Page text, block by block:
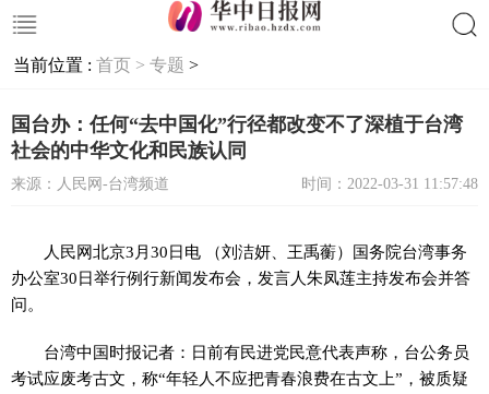
当前位置 : 首页 > 专题 >
国台办：任何“去中国化”行径都改变不了深植于台湾
社会的中华文化和民族认同
来源：人民网-台湾频道 时间：2022-03-31 11:57:48
人民网北京3月30日电 （刘洁妍、王禹蘅）国务院台湾事务
办公室30日举行例行新闻发布会，发言人朱凤莲主持发布会并答
问。
台湾中国时报记者：日前有民进党民意代表声称，台公务员
考试应废考古文，称“年轻人不应把青春浪费在古文上”，被质疑